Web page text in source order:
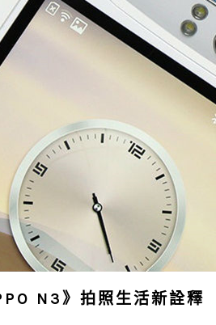
N3》拍照生活新詮釋